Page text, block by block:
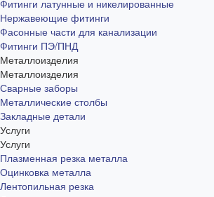
Фитинги латунные и никелированные
Нержавеющие фитинги
Фасонные части для канализации
Фитинги ПЭ/ПНД
Металлоизделия
Металлоизделия
Сварные заборы
Металлические столбы
Закладные детали
Услуги
Услуги
Плазменная резка металла
Оцинковка металла
Лентопильная резка